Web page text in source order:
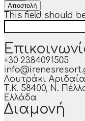
Αποστολή
This field should
+30 2384091505
Λουτράκι
Τ.Κ. 58400, Ν.
Ελλάδα
Διαμονή